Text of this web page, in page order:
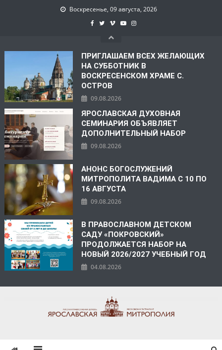
Воскресенье, 09 августа, 2026
ПРИГЛАШАЕМ ВСЕХ ЖЕЛАЮЩИХ
НА СУББОТНИК В
ВОСКРЕСЕНСКОМ ХРАМЕ С.
ОСТРОВ
09.08.2026
ЯРОСЛАВСКАЯ ДУХОВНАЯ
СЕМИНАРИЯ ОБЪЯВЛЯЕТ
ДОПОЛНИТЕЛЬНЫЙ НАБОР
09.08.2026
АНОНС БОГОСЛУЖЕНИЙ
МИТРОПОЛИТА ВАДИМА С 10 ПО
16 АВГУСТА
09.08.2026
В ПРАВОСЛАВНОМ ДЕТСКОМ
САДУ «ПОКРОВСКИЙ»
ПРОДОЛЖАЕТСЯ НАБОР НА
НОВЫЙ 2026/2027 УЧЕБНЫЙ ГОД
04.08.2026